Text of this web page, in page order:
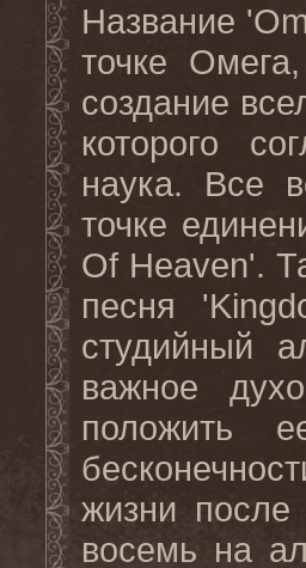
Название
точке
Омега
создание
которого
наука. Все
точке
Of Heaven'.
песня '
студийный
важное
положить
жизни
восемь на